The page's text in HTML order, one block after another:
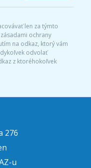
len za týmto
ochrany
na odkaz, ktorý vám
odvolať
z ktoréhokoľvek
276
u